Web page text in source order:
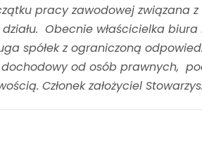
pracy zawodowej związana z
działu. Obecnie właścicielka
spółek z ograniczoną
od osób prawnych,
Członek założyciel